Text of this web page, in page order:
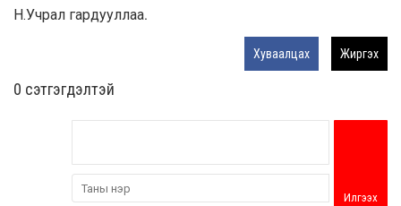
Н.Учрал гардууллаа.
Хуваалцах Жиргэх
0 cэтгэгдэлтэй
Илгээх